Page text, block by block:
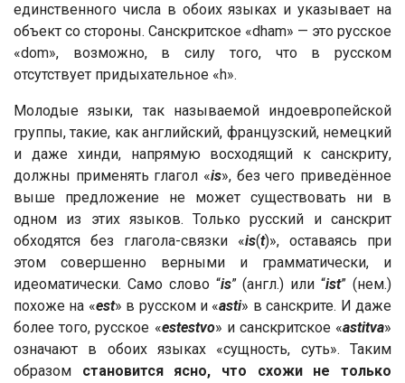
единственного числа в обоих языках и указывает на
объект со стороны. Санскритское «dham» — это русское
«dom», возможно, в силу того, что в русском
отсутствует придыхательное «h».
Молодые языки, так называемой индоевропейской
группы, такие, как английский, французский, немецкий
и даже хинди, напрямую восходящий к санскриту,
должны применять глагол «is», без чего приведённое
выше предложение не может существовать ни в
одном из этих языков. Только русский и санскрит
обходятся без глагола-связки «is(t)», оставаясь при
этом совершенно верными и грамматически, и
идеоматически. Само слово “is” (англ.) или “ist” (нем.)
похоже на «est» в русском и «asti» в санскрите. И даже
более того, русское «estestvo» и санскритское «astitva»
означают в обоих языках «сущность, суть». Таким
образом становится ясно, что схожи не только